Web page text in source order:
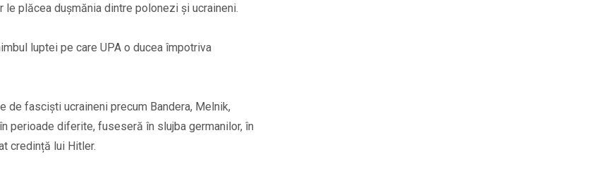
le plăcea dușmănia dintre polonezi și ucraineni.
luptei pe care UPA o ducea împotriva
de fasciști ucraineni precum Bandera, Melnik,
perioade diferite, fuseseră în slujba germanilor, în
credință lui Hitler.